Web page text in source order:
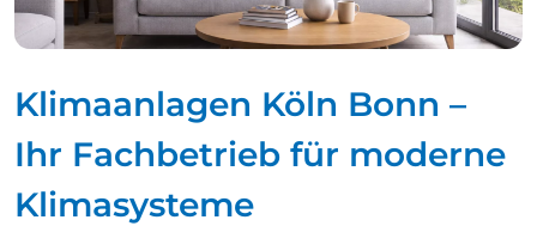
Klimaanlagen Köln Bonn –
Ihr Fachbetrieb für moderne
Klimasysteme